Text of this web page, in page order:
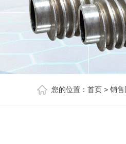
您的位置： 首页 > 销售